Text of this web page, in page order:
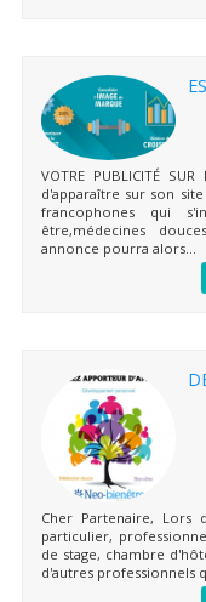
VOTRE PUBLICITÉ
d'apparaître sur son
francophones qui
être,médecines
annonce pourra alors...
Cher Partenaire, Lors
particulier,
de stage, chambre
d'autres professionnels